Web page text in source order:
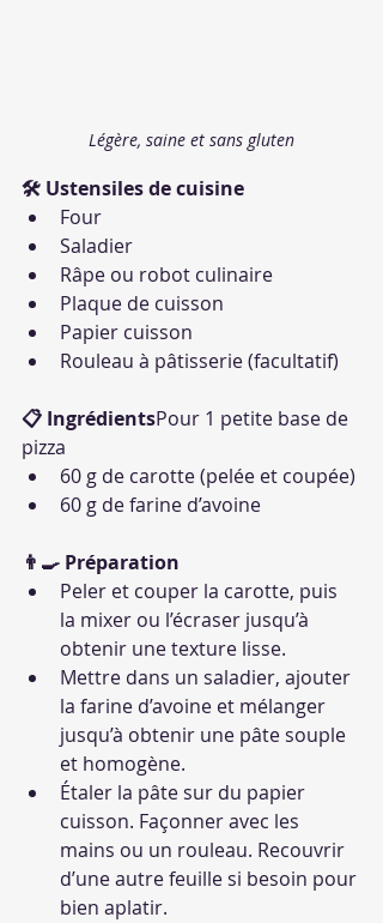
Légère, saine et sans gluten
🛠 Ustensiles de cuisine
Four
Saladier
Râpe ou robot culinaire
Plaque de cuisson
Papier cuisson
Rouleau à pâtisserie (facultatif)
📋 IngrédientsPour 1 petite base de
pizza
60 g de carotte (pelée et coupée)
60 g de farine d’avoine
👨‍🍳 Préparation
Peler et couper la carotte, puis
la mixer ou l’écraser jusqu’à
obtenir une texture lisse.
Mettre dans un saladier, ajouter
la farine d’avoine et mélanger
jusqu’à obtenir une pâte souple
et homogène.
Étaler la pâte sur du papier
cuisson. Façonner avec les
mains ou un rouleau. Recouvrir
d’une autre feuille si besoin pour
bien aplatir.